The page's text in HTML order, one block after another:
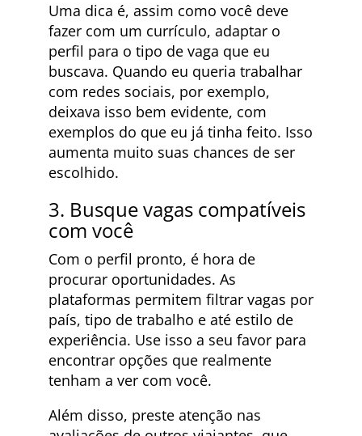
Uma dica é, assim como você deve
fazer com um currículo, adaptar o
perfil para o tipo de vaga que eu
buscava. Quando eu queria trabalhar
com redes sociais, por exemplo,
deixava isso bem evidente, com
exemplos do que eu já tinha feito. Isso
aumenta muito suas chances de ser
escolhido.
3. Busque vagas compatíveis
com você
Com o perfil pronto, é hora de
procurar oportunidades. As
plataformas permitem filtrar vagas por
país, tipo de trabalho e até estilo de
experiência. Use isso a seu favor para
encontrar opções que realmente
tenham a ver com você.
Além disso, preste atenção nas